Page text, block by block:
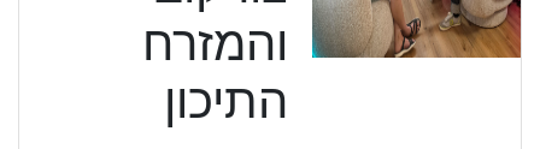
והמזרח
התיכון